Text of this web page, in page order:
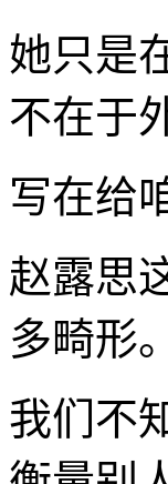
她只是
不在于
写在给
赵露思
多畸形。
我们不